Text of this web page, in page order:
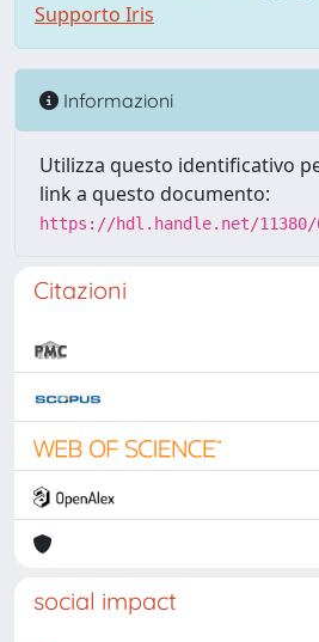
Supporto Iris
Informazioni
Utilizza questo identificativo
link a questo documento:
https://hdl.handle.net/11380/
Citazioni
social impact